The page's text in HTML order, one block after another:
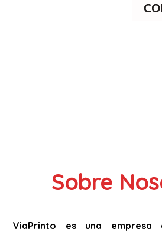
Sobre
ViaPrinto es una